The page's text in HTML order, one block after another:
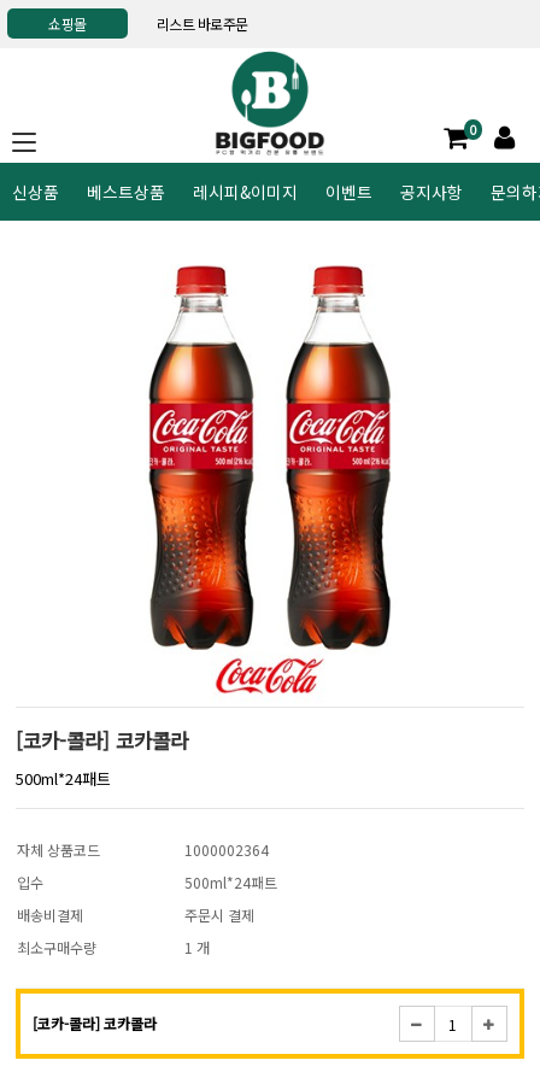
쇼핑몰 리스트 바로주문
0
신상품 베스트상품 레시피&이미지 이벤트 공지사항 문의
[코카-콜라] 코카콜라
500ml*24패트
자체 상품코드
1000002364
입수
500ml*24패트
배송비결제
주문시 결제
최소구매수량
1 개
[코카-콜라] 코카콜라